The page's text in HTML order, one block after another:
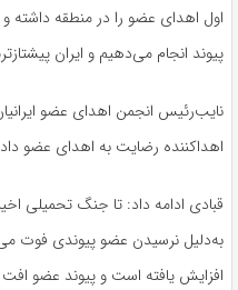
پیوند انجام می‌دهیم و ایران
اهداکننده رضایت به اهدای عضو داده‌اند و ۸۵ هزار نفر پیوند
به‌دلیل نرسیدن عضو پیوندی فوت
افزایش یافته است و پیوند عضو افت